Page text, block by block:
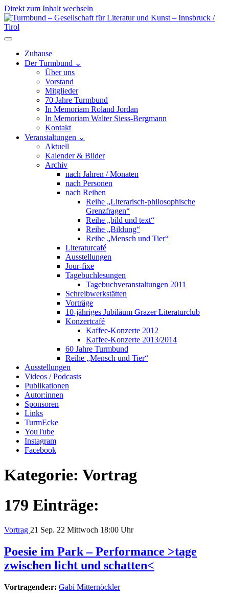
Direkt zum Inhalt wechseln
Hauptnavigation
Zuhause
Der Turmbund ⌄
Über uns
Vorstand
Mitglieder
70 Jahre Turmbund
In Memoriam Roland Jordan
In Memoriam Walter Siess-Bergmann
Kontakt
Veranstaltungen ⌄
Aktuell
Kalender & Bilder
Archiv
nach Jahren / Monaten
nach Personen
nach Reihen
Reihe „Literarisch-philosophische
Grenzfragen“
Reihe „bild und text“
Reihe „Bildung“
Reihe „Mensch und Tier“
Literaturcafé
Ausstellungen
Jour-fixe
Tagebuchlesungen
Tagebuchveranstaltungen 2011
Schreibwerkstätten
Vorträge
10-jähriges Jubiläum Grazer Literaturclub
Konzertcafé
Kaffee-Konzerte 2012
Kaffee-Konzerte 2013/2014
60 Jahre Turmbund
Reihe „Mensch und Tier“
Ausstellungen
Videos / Podcasts
Publikationen
Autor:innen
Sponsoren
Links
TurmEcke
YouTube
Instagram
Facebook
Kategorie: Vortrag
179 Einträge:
Vortrag 21 Sep. 22 Mittwoch 18:00 Uhr
Poesie im Park – Performance >tage
zwischen licht und schatten<
Vortragende:r: Gabi Mitternöckler